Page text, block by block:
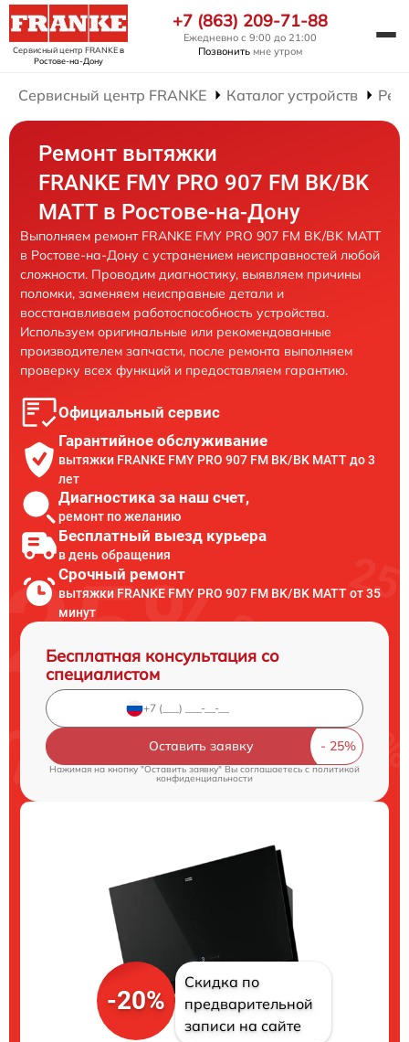
Сервисный центр FRANKEв
Ростове-на-Дону
+7 (863) 209-71-88
Ежедневно с 9:00 до 21:00
Позвонить мне утром
Сервисный центр FRANKE Каталог устройств
Ремонт вытяжки
FRANKE FMY PRO 907 FM BK/BK
MATT в Ростове-на-Дону
Выполняем ремонт FRANKE FMY PRO 907 FM BK/BK MATT
в Ростове-на-Дону с устранением неисправностей любой
сложности. Проводим диагностику, выявляем причины
поломки, заменяем неисправные детали и
восстанавливаем работоспособность устройства.
Используем оригинальные или рекомендованные
производителем запчасти, после ремонта выполняем
проверку всех функций и предоставляем гарантию.
Официальный сервис
Гарантийное обслуживание
вытяжки FRANKE FMY PRO 907 FM BK/BK MATT до 3
лет
Диагностика за наш счет,
ремонт по желанию
Бесплатный выезд курьера
в день обращения
Срочный ремонт
вытяжки FRANKE FMY PRO 907 FM BK/BK MATT от 35
минут
Бесплатная консультация со
специалистом
Оставить заявку
Нажимая на кнопку "Оставить заявку" Вы соглашаетесь cполитикой
конфиденциальности
-20%
Скидка по
предварительной
записи на сайте